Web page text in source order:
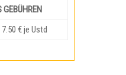
GEBÜHREN
€ je Ustd